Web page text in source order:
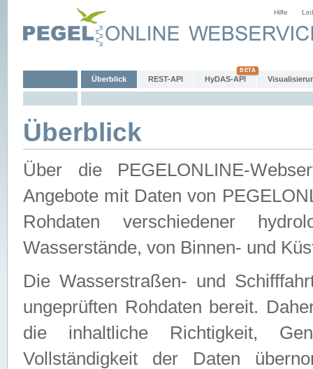
Hilfe
Überblick REST-API HyDAS-API
Überblick
Über die PEGELONLINE-
Angebote mit Daten von
Rohdaten verschiedener
Wasserstände, von Binnen- und
Die Wasserstraßen- und
ungeprüften Rohdaten bereit.
die inhaltliche Richtigkeit,
Vollständigkeit der Daten